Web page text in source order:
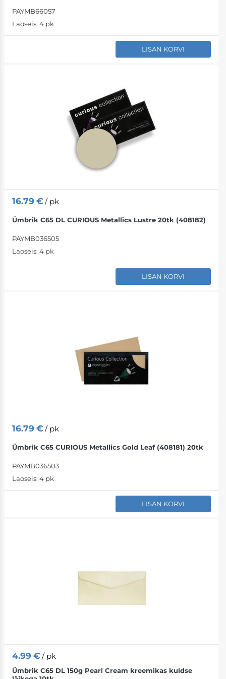
PAYMB66057
Laoseis: 4 pk
LISAN KORVI
16.79 €/ pk
Ümbrik C65 DL CURIOUS Metallics Lustre 20tk (408182)
PAYMB036505
Laoseis: 4 pk
LISAN KORVI
16.79 €/ pk
Ümbrik C65 CURIOUS Metallics Gold Leaf (408181) 20tk
PAYMB036503
Laoseis: 4 pk
LISAN KORVI
4.99 €/ pk
Ümbrik C65 DL 150g Pearl Cream kreemikas kuldse